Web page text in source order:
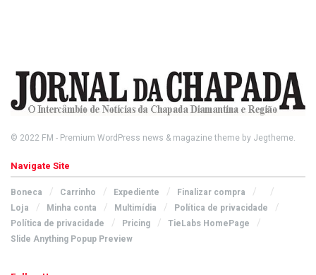
© 2022 FM - Premium WordPress news & magazine theme by Jegtheme.
Navigate Site
Boneca Carrinho Expediente
Finalizar compra
Loja
Minha conta Multimídia
Política de privacidade
Política de privacidade
Pricing
TieLabs HomePage
Slide Anything Popup Preview